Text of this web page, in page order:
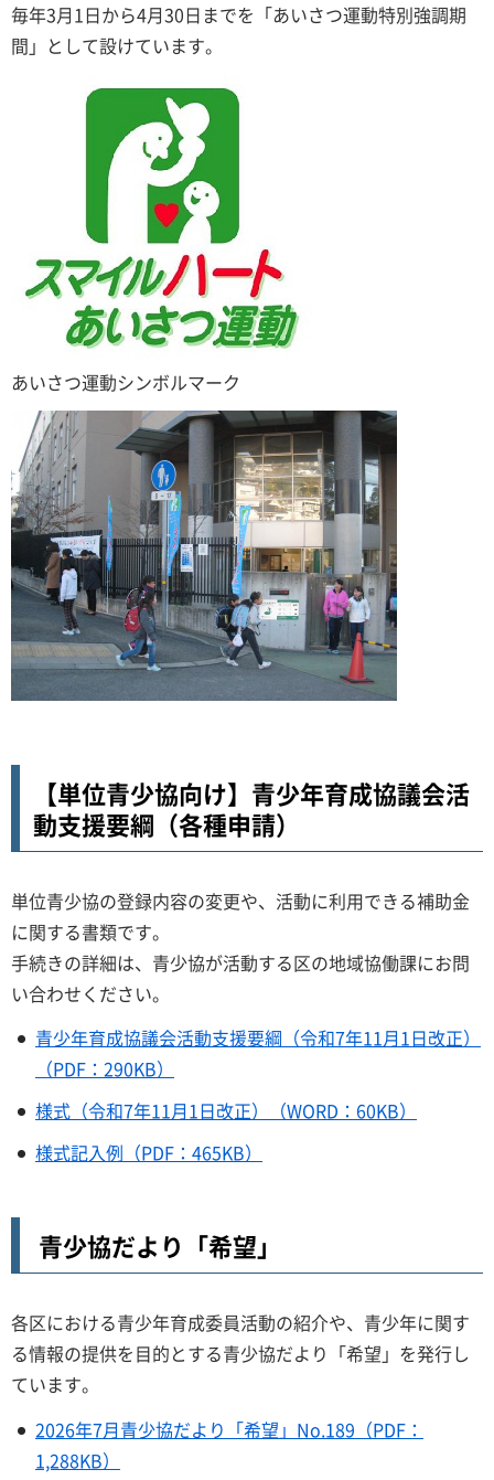
毎年3月1日から4月30日までを「あいさつ運動特別強調期
間」として設けています。
あいさつ運動シンボルマーク
【単位青少協向け】青少年育成協議会活
動支援要綱（各種申請）
単位青少協の登録内容の変更や、活動に利用できる補助金
に関する書類です。
手続きの詳細は、青少協が活動する区の地域協働課にお問
い合わせください。
青少年育成協議会活動支援要綱（令和7年11月1日改正）
（PDF：290KB）
様式（令和7年11月1日改正）（WORD：60KB）
様式記入例（PDF：465KB）
青少協だより「希望」
各区における青少年育成委員活動の紹介や、青少年に関す
る情報の提供を目的とする青少協だより「希望」を発行し
ています。
2026年7月青少協だより「希望」No.189（PDF：
1,288KB）